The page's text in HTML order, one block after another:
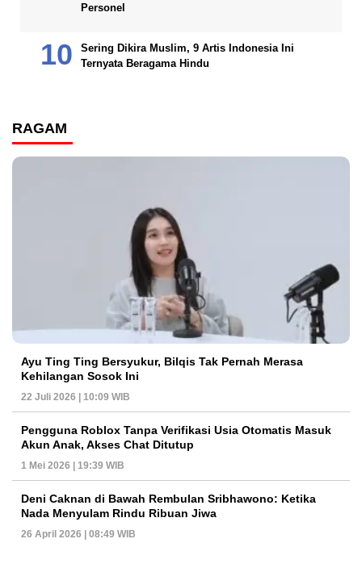
Personel
Sering Dikira Muslim, 9 Artis Indonesia Ini
Ternyata Beragama Hindu
RAGAM
Ayu Ting Ting Bersyukur, Bilqis Tak Pernah Merasa
Kehilangan Sosok Ini
22 Juli 2026 | 10:09 WIB
Pengguna Roblox Tanpa Verifikasi Usia Otomatis Masuk
Akun Anak, Akses Chat Ditutup
1 Mei 2026 | 19:39 WIB
Deni Caknan di Bawah Rembulan Sribhawono: Ketika
Nada Menyulam Rindu Ribuan Jiwa
26 April 2026 | 08:49 WIB